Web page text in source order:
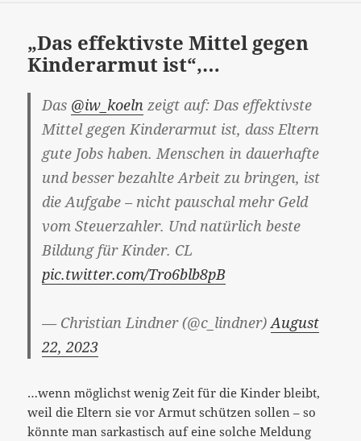
„Das effektivste Mittel gegen
Kinderarmut ist“,…
Das @iw_koeln zeigt auf: Das effektivste
Mittel gegen Kinderarmut ist, dass Eltern
gute Jobs haben. Menschen in dauerhafte
und besser bezahlte Arbeit zu bringen, ist
die Aufgabe – nicht pauschal mehr Geld
vom Steuerzahler. Und natürlich beste
Bildung für Kinder. CL
pic.twitter.com/Tro6blb8pB
— Christian Lindner (@c_lindner)August
22, 2023
…wenn möglichst wenig Zeit für die Kinder bleibt,
weil die Eltern sie vor Armut schützen sollen – so
könnte man sarkastisch auf eine solche Meldung